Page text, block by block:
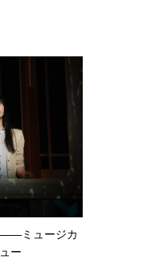
――ミュージカ
ー